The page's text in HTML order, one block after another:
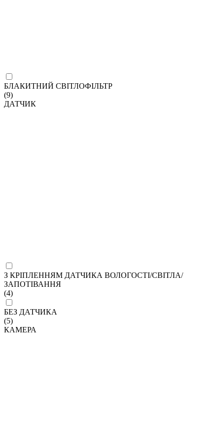
БЛАКИТНИЙ СВІТЛОФІЛЬТР
(9)
ДАТЧИК
З КРІПЛЕННЯМ ДАТЧИКА ВОЛОГОСТІ/СВІТЛА/
ЗАПОТІВАННЯ
(4)
БЕЗ ДАТЧИКА
(5)
КАМЕРА